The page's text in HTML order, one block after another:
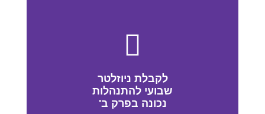
לקבלת ניוזלטר
שבועי להתנהלות
נכונה בפרק ב'